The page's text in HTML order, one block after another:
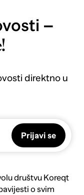
–
direktno u
Prijavi se
društvu Koreqt
o svim